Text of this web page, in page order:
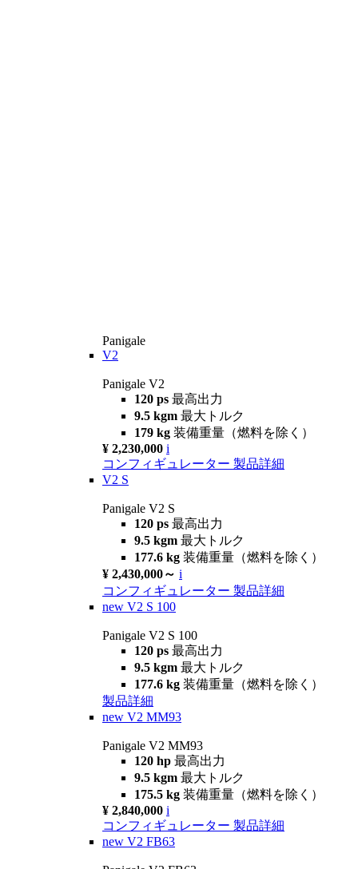
Panigale
V2
Panigale V2
120 ps 最高出力
9.5 kgm 最大トルク
179 kg 装備重量（燃料を除く）
¥ 2,230,000 i
コンフィギュレーター 製品詳細
V2 S
Panigale V2 S
120 ps 最高出力
9.5 kgm 最大トルク
177.6 kg 装備重量（燃料を除く）
¥ 2,430,000～ i
コンフィギュレーター 製品詳細
new V2 S 100
Panigale V2 S 100
120 ps 最高出力
9.5 kgm 最大トルク
177.6 kg 装備重量（燃料を除く）
製品詳細
new V2 MM93
Panigale V2 MM93
120 hp 最高出力
9.5 kgm 最大トルク
175.5 kg 装備重量（燃料を除く）
¥ 2,840,000 i
コンフィギュレーター 製品詳細
new V2 FB63